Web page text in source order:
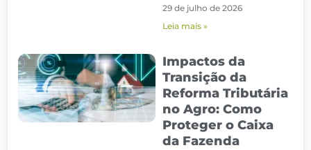
29 de julho de 2026
Leia mais »
Impactos da
Transição da
Reforma Tributária
no Agro: Como
Proteger o Caixa
da Fazenda